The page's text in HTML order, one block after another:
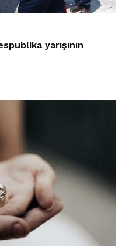
yarışının